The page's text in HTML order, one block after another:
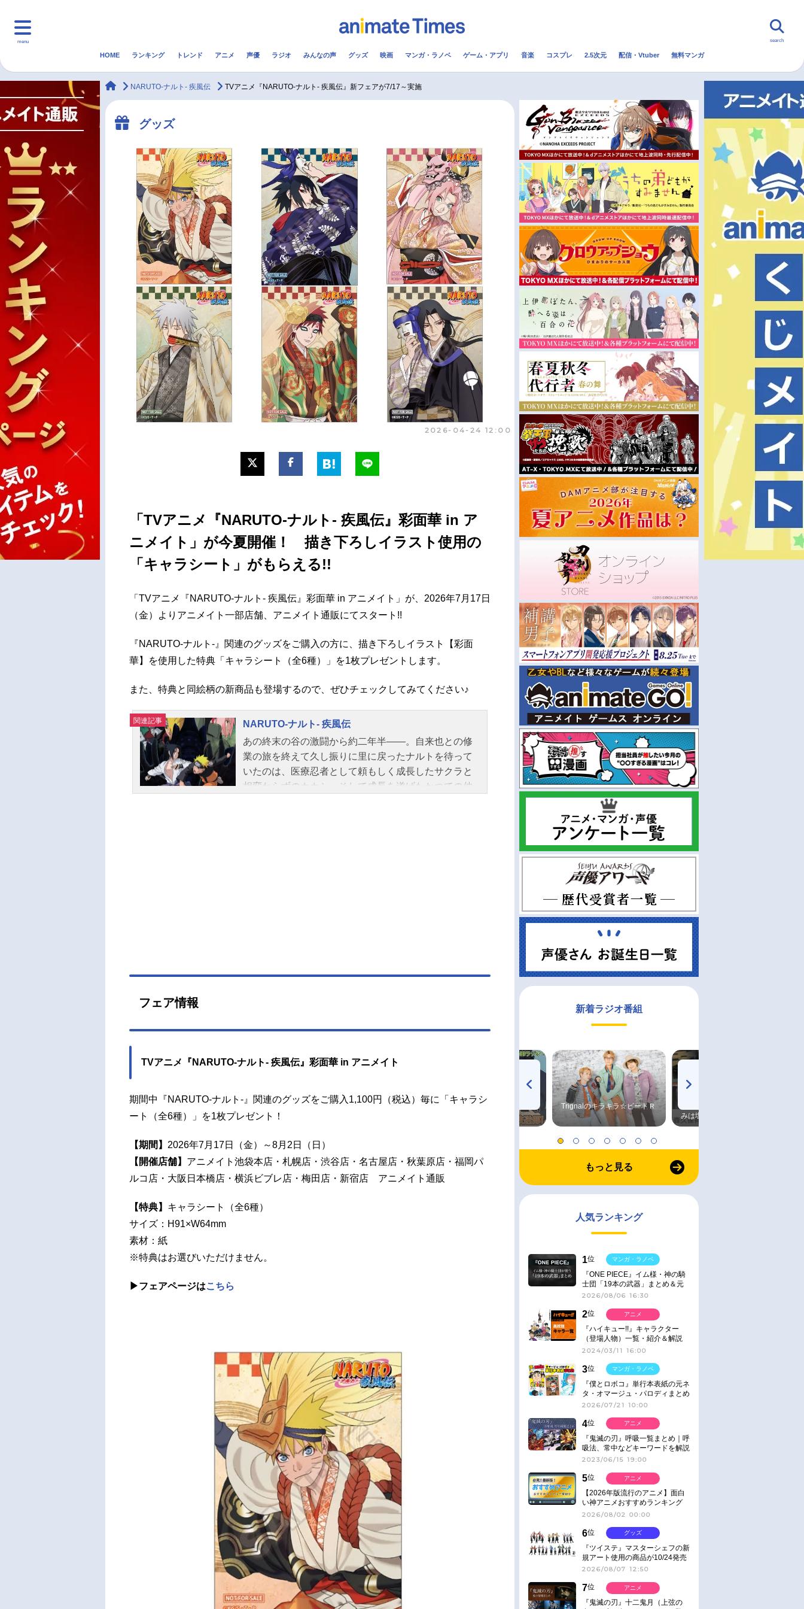
menu
マンガ・ラノベ ゲーム・アプリ 配信・Vtuber トレンド 無料マンガ
最新記事一覧
アニメ記事一覧
声優記事一覧
アニメ映画一覧
実写化映画一覧
男性声優/女性声優一覧
今期アニメ曜日別一覧
春アニメ
夏アニメ
秋アニメ
冬アニメ
FOLLOW US
search
HOME ランキング トレンド アニメ 声優 ラジオ みんなの声 グッズ 映画 マンガ・ラノベ ゲーム・アプリ 音楽 コスプレ 2.5次元 配信・Vtuber 無料マンガ
animateTimes
NARUTO-ナルト- 疾風伝 TVアニメ『NARUTO-ナルト- 疾風伝』新フェアが7/17～実施
グッズ
2026-04-24 12:00
「TVアニメ『NARUTO-ナルト- 疾風伝』彩面華 in ア
ニメイト」が今夏開催！ 描き下ろしイラスト使用の
「キャラシート」がもらえる!!
「TVアニメ『NARUTO-ナルト- 疾風伝』彩面華 in アニメイト」が、2026年7月17日
（金）よりアニメイト一部店舗、アニメイト通販にてスタート!!
『NARUTO-ナルト-』関連のグッズをご購入の方に、描き下ろしイラスト【彩面
華】を使用した特典「キャラシート（全6種）」を1枚プレゼントします。
また、特典と同絵柄の新商品も登場するので、ぜひチェックしてみてください♪
関連記事
NARUTO-ナルト- 疾風伝
あの終末の谷の激闘から約二年半――。自来也との修
業の旅を終えて久し振りに里に戻ったナルトを待って
いたのは、医療忍者として頼もしく成長したサクラと
相変わらずのカカシ。そして成長を遂げたかつての仲
（テレビ東京） 朴谷直治（...
フェア情報
TVアニメ『NARUTO-ナルト- 疾風伝』彩面華 in アニメイト
期間中『NARUTO-ナルト-』関連のグッズをご購入1,100円（税込）毎に「キャラシ
ート（全6種）」を1枚プレゼント！
【期間】 2026年7月17日（金）～8月2日（日）
【開催店舗】 アニメイト池袋本店・札幌店・渋谷店・名古屋店・秋葉原店・福岡パ
ルコ店・大阪日本橋店・横浜ビブレ店・梅田店・新宿店 アニメイト通販
【特典】 キャラシート（全6種）
サイズ：H91×W64mm
素材：紙
※特典はお選びいただけません。
▶フェアページはこちら
新着ラジオ番組
TVアニメ『戦隊大失格』
ハイキュー!! 烏野高校放送部! Trignalのキラキラ☆ビートＲ
みは塩だけ
もっと見る
人気ランキング
1位
『ONE PIECE』イム様・神の騎
士団「19本の武器」まとめ＆元
ネタ
2026/08/06 16:30
マンガ・ラノベ
2位
『ハイキュー!!』キャラクター
（登場人物）一覧・紹介＆解説
2024/03/11 16:00
アニメ
3位
『僕とロボコ』単行本表紙の元ネ
タ・オマージュ・パロディまとめ
2026/07/21 10:00
マンガ・ラノベ
4位
『鬼滅の刃』呼吸一覧まとめ｜呼
吸法、常中などキーワードを解説
2023/06/15 19:00
アニメ
5位
【2026年版流行のアニメ】面白
い神アニメおすすめランキング
【名作・話題作】｜ジャンル別人
2026/08/02 00:00
アニメ
6位
『ツイステ』マスターシェフの新
規アート使用の商品が10/24発売
2026/08/07 12:50
グッズ
7位
『鬼滅の刃』十二鬼月（上弦の
アニメ